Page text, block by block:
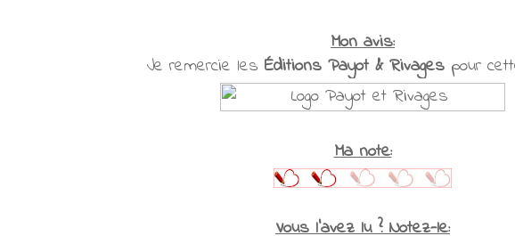
Mon avis:
Je remercie les Éditions Payot & Rivages pour
Ma note:
Vous l'avez lu ? Notez-le: